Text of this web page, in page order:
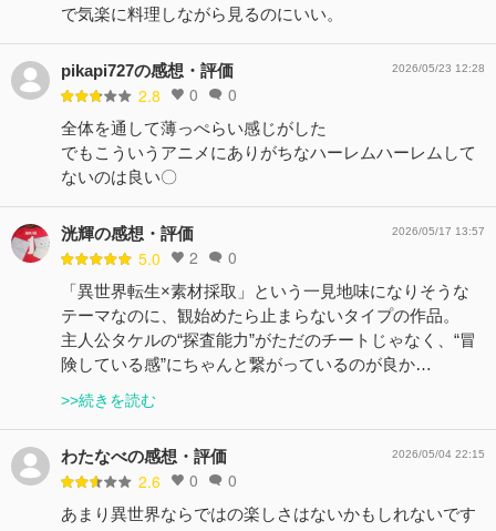
で気楽に料理しながら見るのにいい。
pikapi727の感想・評価
2.8 0 0
2026/05/23 12:28
全体を通して薄っぺらい感じがした
でもこういうアニメにありがちなハーレムハーレムして
ないのは良い〇
洸輝の感想・評価
5.0 2 0
2026/05/17 13:57
「異世界転生×素材採取」という一見地味になりそうな
テーマなのに、観始めたら止まらないタイプの作品。
主人公タケルの“探査能力”がただのチートじゃなく、“冒
険している感”にちゃんと繋がっているのが良か…
>>続きを読む
わたなべの感想・評価
2.6 0 0
2026/05/04 22:15
あまり異世界ならではの楽しさはないかもしれないです